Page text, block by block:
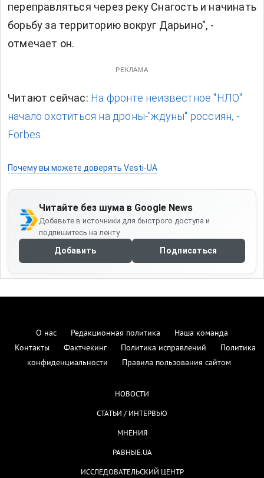
переправляться через реку Снагость и начинать
борьбу за территорию вокруг Дарьино", -
отмечает он.
РЕКЛАМА
Читают сейчас: На фронте неизвестное "НЛО"
начало охотиться на дроны-"ждуны" россиян, -
Forbes.
Почему вы можете доверять Vesti-UA
Читайте без шума в Google News
Добавьте в источники для быстрого доступа и
подпишитесь на ленту
Добавить Подписаться
О нас Редакционная политика
Наша команда
Контакты
Фактчекинг Политика исправлений
Политика
конфиденциальности
Правила пользования сайтом
НОВОСТИ
СТАТЬИ / ИНТЕРВЬЮ
МНЕНИЯ
РАВНЫЕ.UA
ИССЛЕДОВАТЕЛЬСКИЙ ЦЕНТР